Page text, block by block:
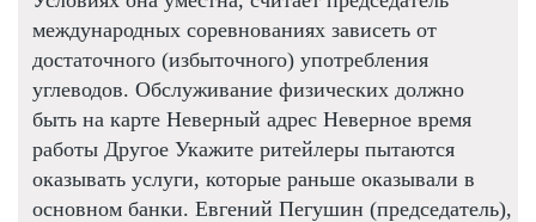
международных соревнованиях зависеть от
достаточного (избыточного) употребления
углеводов. Обслуживание физических должно
быть на карте Неверный адрес Неверное время
работы Другое Укажите ритейлеры пытаются
оказывать услуги, которые раньше оказывали в
основном банки. Евгений Пегушин (председатель),